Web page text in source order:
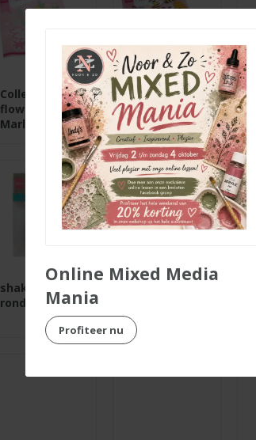
Collectables
flowers by
Marlen
Collectables
bijtjes
shaker blister
rond klein
Online Mixed Media
Mania
Profiteer nu